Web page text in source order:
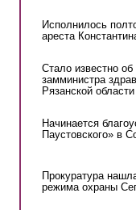
Исполнилось
ареста
Стало известно об
замминистра
Рязанской области
Начинается
Паустовского» в
Прокуратура
режима охраны